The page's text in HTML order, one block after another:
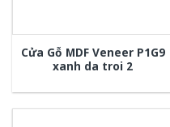
Cửa Gỗ MDF Veneer P1G9
xanh da troi 2